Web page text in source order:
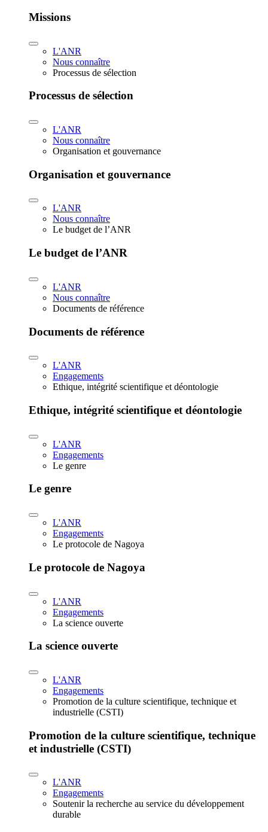
Missions
L'ANR
Nous connaître
Processus de sélection
Processus de sélection
L'ANR
Nous connaître
Organisation et gouvernance
Organisation et gouvernance
L'ANR
Nous connaître
Le budget de l’ANR
Le budget de l’ANR
L'ANR
Nous connaître
Documents de référence
Documents de référence
L'ANR
Engagements
Ethique, intégrité scientifique et déontologie
Ethique, intégrité scientifique et déontologie
L'ANR
Engagements
Le genre
Le genre
L'ANR
Engagements
Le protocole de Nagoya
Le protocole de Nagoya
L'ANR
Engagements
La science ouverte
La science ouverte
L'ANR
Engagements
Promotion de la culture scientifique, technique et
industrielle (CSTI)
Promotion de la culture scientifique, technique
et industrielle (CSTI)
L'ANR
Engagements
Soutenir la recherche au service du développement
durable